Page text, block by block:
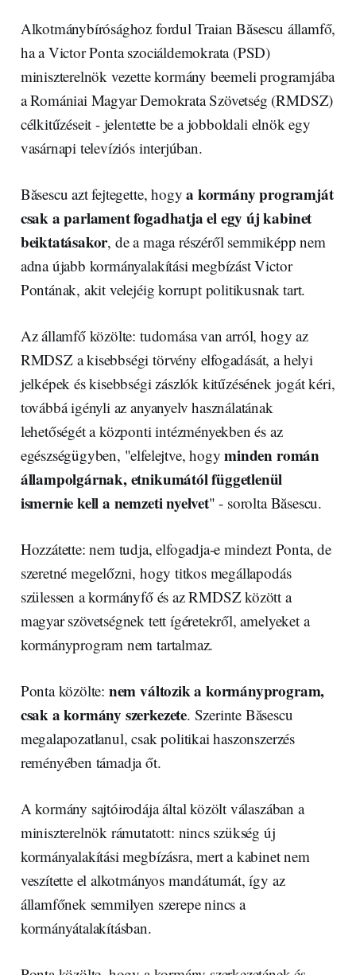
Alkotmánybírósághoz fordul Traian Băsescu államfő,
ha a Victor Ponta szociáldemokrata (PSD)
miniszterelnök vezette kormány beemeli programjába
a Romániai Magyar Demokrata Szövetség (RMDSZ)
célkitűzéseit - jelentette be a jobboldali elnök egy
vasárnapi televíziós interjúban.
Băsescu azt fejtegette, hogya kormány programját
csak a parlament fogadhatja el egy új kabinet
beiktatásakor, de a maga részéről semmiképp nem
adna újabb kormányalakítási megbízást Victor
Pontának, akit velejéig korrupt politikusnak tart.
Az államfő közölte: tudomása van arról, hogy az
RMDSZ a kisebbségi törvény elfogadását, a helyi
jelképek és kisebbségi zászlók kitűzésének jogát kéri,
továbbá igényli az anyanyelv használatának
lehetőségét a központi intézményekben és az
egészségügyben, "elfelejtve, hogyminden román
állampolgárnak, etnikumától függetlenül
ismernie kell a nemzeti nyelvet" - sorolta Băsescu.
Hozzátette: nem tudja, elfogadja-e mindezt Ponta, de
szeretné megelőzni, hogy titkos megállapodás
szülessen a kormányfő és az RMDSZ között a
magyar szövetségnek tett ígéretekről, amelyeket a
kormányprogram nem tartalmaz.
Ponta közölte: nem változik a kormányprogram,
csak a kormány szerkezete. Szerinte Băsescu
megalapozatlanul, csak politikai haszonszerzés
reményében támadja őt.
A kormány sajtóirodája által közölt válaszában a
miniszterelnök rámutatott: nincs szükség új
kormányalakítási megbízásra, mert a kabinet nem
veszítette el alkotmányos mandátumát, így az
államfőnek semmilyen szerepe nincs a
kormányátalakításban.